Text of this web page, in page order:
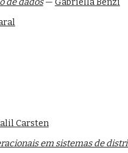
Carsten
em sistemas de